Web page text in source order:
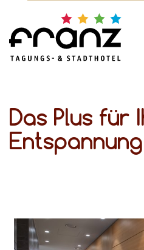
Das Plus für
Entspannung